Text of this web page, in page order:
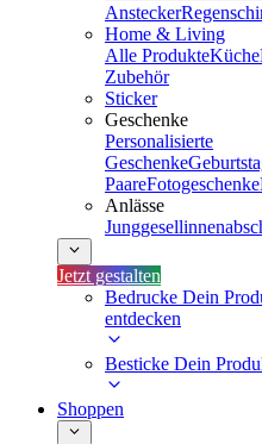
Anstecker
Home & Living
Alle ProdukteKüche
Zubehör
Sticker
Geschenke
Personalisierte
Geschenke
PaareFotogeschenke
Anlässe
Jetzt gestalten
Bedrucke Dein
entdecken
Besticke Dein
Shoppen